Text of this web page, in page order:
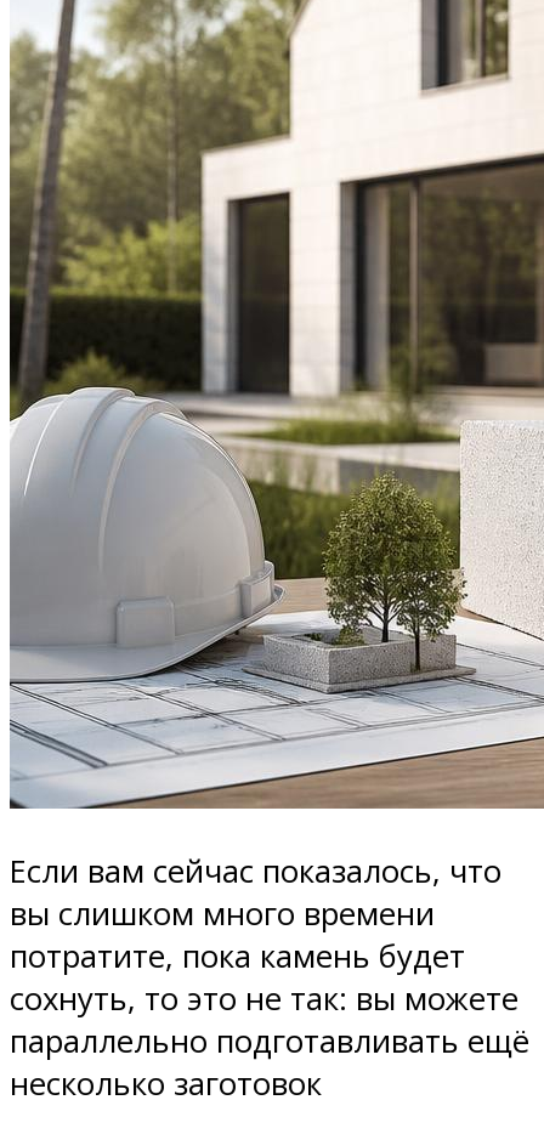
Если вам сейчас показалось, что
вы слишком много времени
потратите, пока камень будет
сохнуть, то это не так: вы можете
параллельно подготавливать ещё
несколько заготовок